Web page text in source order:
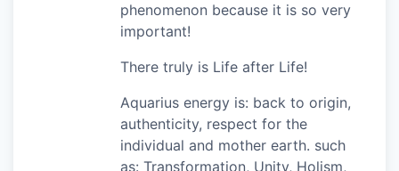
phenomenon because it is so very
important!
There truly is Life after Life!
Aquarius energy is: back to origin,
authenticity, respect for the
individual and mother earth. such
as: Transformation, Unity, Holism,